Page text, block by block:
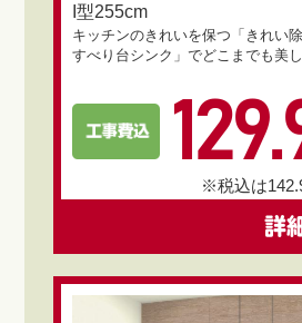
I型255cm
キッチンのきれいを保つ「きれい
すべり台シンク」でどこまでも美し
※税込は
詳